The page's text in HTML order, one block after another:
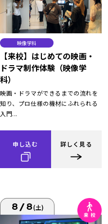
映像学科
【来校】はじめての映画・
ドラマ制作体験（映像学
科）
映画・ドラマができるまでの流れを
知り、プロ仕様の機材にふれられる
入門...
申し込む 詳しく見る
8/8(土)